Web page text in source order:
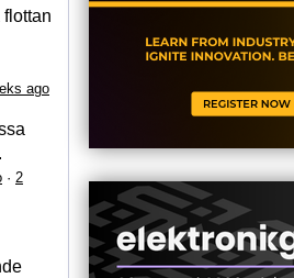
flottan
ago
· 2